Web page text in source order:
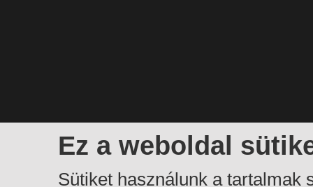
Ez a weboldal
Sütiket használunk a tartalmak